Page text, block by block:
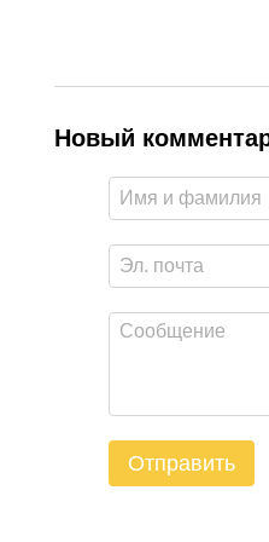
Новый
Отправить